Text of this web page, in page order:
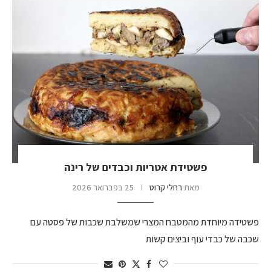
פשטידת אטריות וכבדים של רינה
מאת רחלי קרוט 25 בפברואר 2026
פשטידה מיוחדת מהמטבח המצרי שמשלבת שכבות של פסטה עם
שכבה של כבדי עוף וביצים קשות